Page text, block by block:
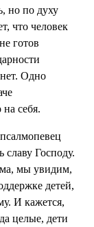
но по духу
что человек
готов
Одно
себя.
славу Господу.
мы увидим,
детей,
И кажется,
целые, дети